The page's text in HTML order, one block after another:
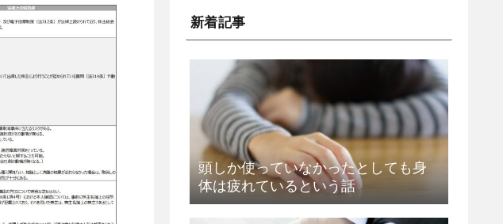
新着記事
頭しか使っていなかったとしても身
体は疲れているという話